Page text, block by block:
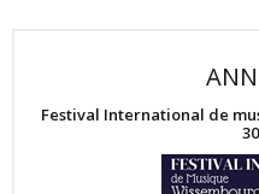
Festival International de